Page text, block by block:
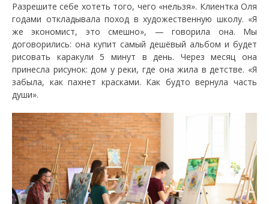
Разрешите себе хотеть того, чего «нельзя». Клиентка Оля
годами откладывала поход в художественную школу. «Я
же экономист, это смешно», — говорила она. Мы
договорились: она купит самый дешёвый альбом и будет
рисовать каракули 5 минут в день. Через месяц она
принесла рисунок: дом у реки, где она жила в детстве. «Я
забыла, как пахнет красками. Как будто вернула часть
души».